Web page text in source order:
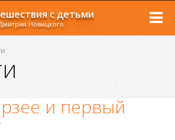
с детьми
Новицкого
и первый